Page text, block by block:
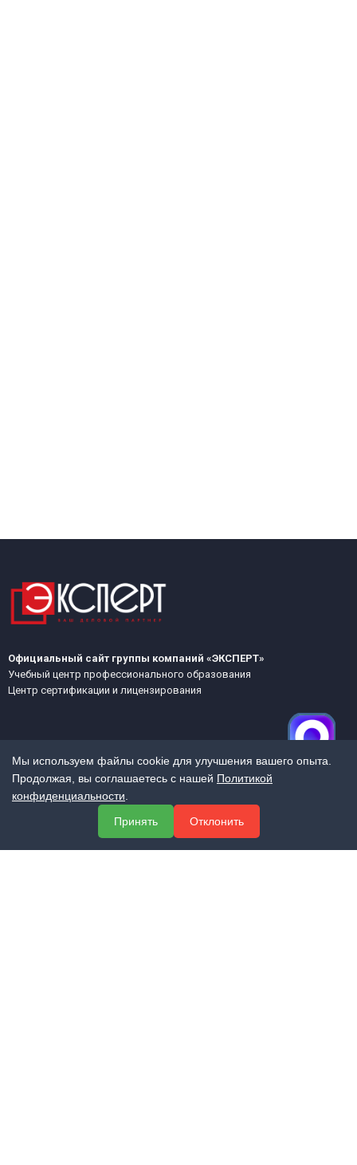
Официальный сайт группы компаний «ЭКСПЕРТ»
Учебный центр профессионального образования
Центр сертификации и лицензирования
МЕНЮ
Мы используем файлы cookie для улучшения вашего опыта.
Продолжая, вы соглашаетесь с нашей Политикой
конфиденциальности
Принять
Отклонить